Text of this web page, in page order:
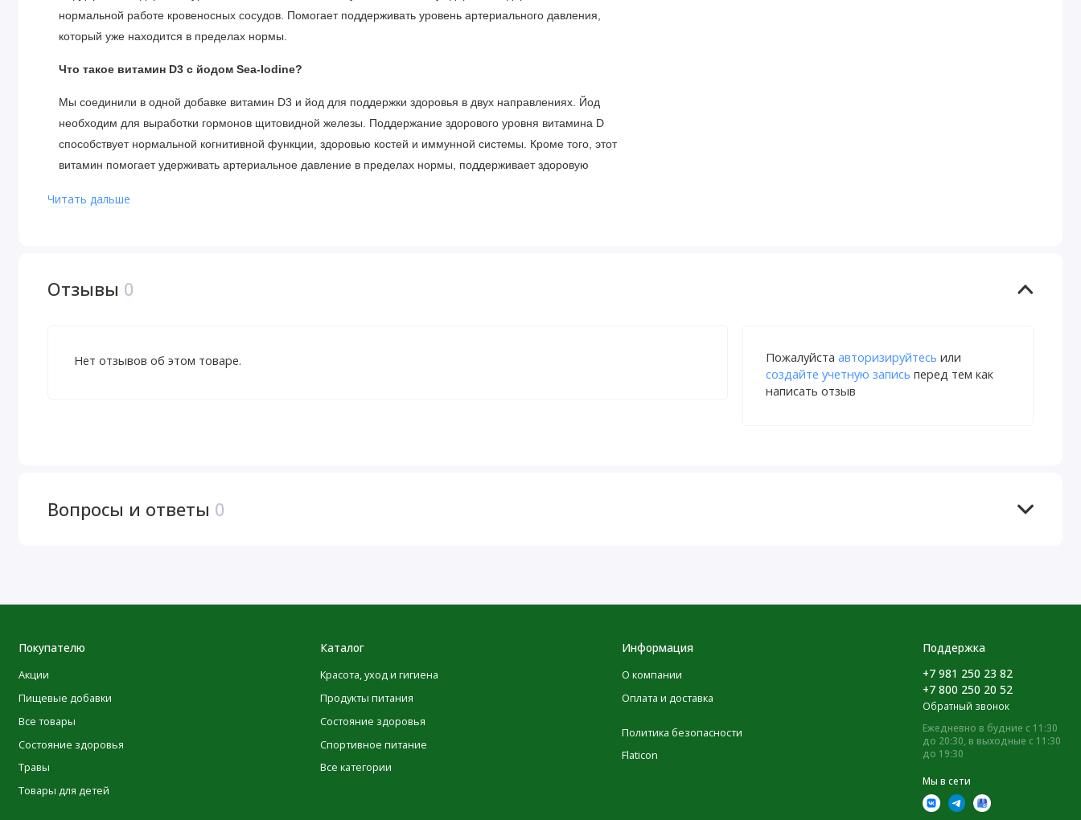
нормальной работе кровеносных сосудов. Помогает поддерживать уровень артериального давления,
который уже находится в пределах нормы.
Что такое витамин D3 с йодом Sea-Iodine?
Мы соединили в одной добавке витамин D3 и йод для поддержки здоровья в двух направлениях. Йод
необходим для выработки гормонов щитовидной железы. Поддержание здорового уровня витамина D
способствует нормальной когнитивной функции, здоровью костей и иммунной системы. Кроме того, этот
витамин помогает удерживать артериальное давление в пределах нормы, поддерживает здоровую
количеством употребляемой соли, возможно, вы не получаете его в достаточном количестве (большинство
Рекомендации по применению
Не следует превышать рекомендуемую дозировку.
Ингредиенты
Микрокристаллическая целлюлоза, растительная целлюлоза (капсула), мальтодекстрин,
модифицированный пищевой крахмал, диоксид кремния, стеариновая кислота.
Читать дальше
Отзывы 0
Нет отзывов об этом товаре. Пожалуйста авторизируйтесь или
создайте учетную запись перед тем как
написать отзыв
Вопросы и ответы 0
Покупателю
Акции
Пищевые добавки
Все товары
Состояние здоровья
Травы
Товары для детей
Каталог
Красота, уход и гигиена
Продукты питания
Состояние здоровья
Спортивное питание
Все категории
Информация
О компании
Оплата и доставка
Политика безопасности
Flaticon
Поддержка
+7 981 250 23 82
+7 800 250 20 52
Обратный звонок
Ежедневно в будние с 11:30
до 20:30, в выходные с 11:30
до 19:30
Мы в сети